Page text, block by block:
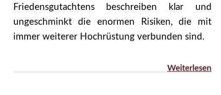
Friedensgutachtens beschreiben klar und
ungeschminkt die enormen Risiken, die mit
immer weiterer Hochrüstung verbunden sind.
Weiterlesen